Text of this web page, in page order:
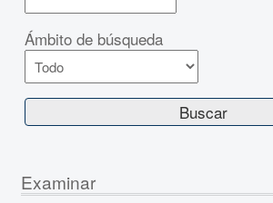
Ámbito de búsqueda
Examinar